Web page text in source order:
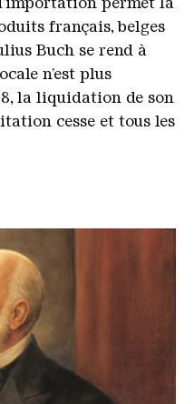
français, belges
Buch se rend à
n’est plus
la liquidation de son
cesse et tous les